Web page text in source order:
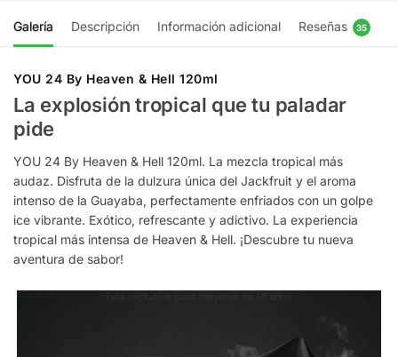
Galería Descripción Información adicional Reseñas 35
YOU 24 By Heaven & Hell 120ml
La explosión tropical que tu paladar
pide
YOU 24 By Heaven & Hell 120ml. La mezcla tropical más
audaz. Disfruta de la dulzura única del Jackfruit y el aroma
intenso de la Guayaba, perfectamente enfriados con un golpe
ice vibrante. Exótico, refrescante y adictivo. La experiencia
tropical más intensa de Heaven & Hell. ¡Descubre tu nueva
aventura de sabor!